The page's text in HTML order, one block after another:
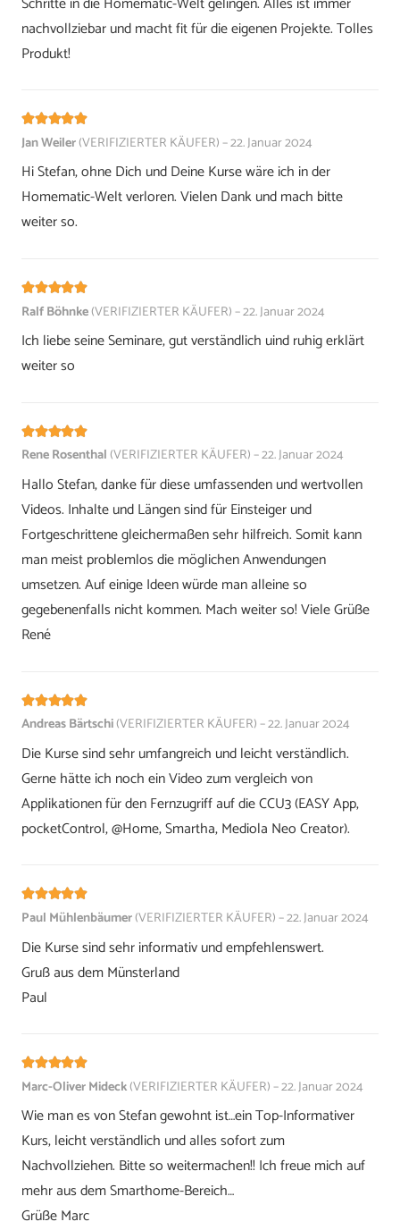
nachvollziebar und macht fit für die eigenen Projekte. Tolles
Produkt!
Bewertet mit5von 5
Jan Weiler(VERIFIZIERTER KÄUFER)–22. Januar 2024
Hi Stefan, ohne Dich und Deine Kurse wäre ich in der
Homematic-Welt verloren. Vielen Dank und mach bitte
weiter so.
Bewertet mit5von 5
Ralf Böhnke(VERIFIZIERTER KÄUFER)–22. Januar 2024
Ich liebe seine Seminare, gut verständlich uind ruhig erklärt
weiter so
Bewertet mit5von 5
Rene Rosenthal(VERIFIZIERTER KÄUFER)–22. Januar 2024
Hallo Stefan, danke für diese umfassenden und wertvollen
Videos. Inhalte und Längen sind für Einsteiger und
Fortgeschrittene gleichermaßen sehr hilfreich. Somit kann
man meist problemlos die möglichen Anwendungen
umsetzen. Auf einige Ideen würde man alleine so
gegebenenfalls nicht kommen. Mach weiter so! Viele Grüße
René
Bewertet mit 5von 5
Andreas Bärtschi(VERIFIZIERTER KÄUFER)–22. Januar 2024
Die Kurse sind sehr umfangreich und leicht verständlich.
Gerne hätte ich noch ein Video zum vergleich von
Applikationen für den Fernzugriff auf die CCU3 (EASY App,
pocketControl, @Home, Smartha, Mediola Neo Creator).
Bewertet mit von 5
Paul Mühlenbäumer(VERIFIZIERTER KÄUFER)–22. Januar 2024
Die Kurse sind sehr informativ und empfehlenswert.
Gruß aus dem Münsterland
Paul
Bewertet mit von 5
Marc-Oliver Mideck(VERIFIZIERTER KÄUFER)–22. Januar 2024
Wie man es von Stefan gewohnt ist…ein Top-Informativer
Kurs, leicht verständlich und alles sofort zum
Nachvollziehen. Bitte so weitermachen!! Ich freue mich auf
mehr aus dem Smarthome-Bereich…
Grüße Marc